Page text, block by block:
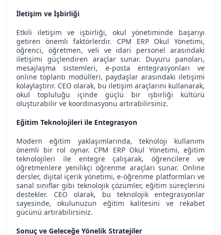
İletişim ve İşbirliği
Etkili iletişim ve işbirliği, okul yönetiminde başarıyı
getiren önemli faktörlerdir. CPM ERP Okul Yönetimi,
öğrenci, öğretmen, veli ve idari personel arasındaki
iletişimi güçlendiren araçlar sunar. Duyuru panoları,
mesajlaşma sistemleri, e-posta entegrasyonları ve
online toplantı modülleri, paydaşlar arasındaki iletişimi
kolaylaştırır. CEO olarak, bu iletişim araçlarını kullanarak,
okul topluluğu içinde güçlü bir işbirliği kültürü
oluşturabilir ve koordinasyonu artırabilirsiniz.
Eğitim Teknolojileri ile Entegrasyon
Modern eğitim yaklaşımlarında, teknoloji kullanımı
önemli bir rol oynar. CPM ERP Okul Yönetimi, eğitim
teknolojileri ile entegre çalışarak, öğrencilere ve
öğretmenlere yenilikçi öğrenme araçları sunar. Online
dersler, dijital içerik yönetimi, e-öğrenme platformları ve
sanal sınıflar gibi teknolojik çözümler, eğitim süreçlerini
destekler. CEO olarak, bu teknolojik entegrasyonlar
sayesinde, okulunuzun eğitim kalitesini ve rekabet
gücünü artırabilirsiniz.
Sonuç ve Geleceğe Yönelik Stratejiler